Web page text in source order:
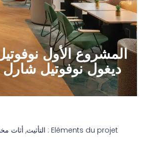
المشروع الأول
ديغول نوفوتيل
Eléments du projet : التأثيث, أثاث